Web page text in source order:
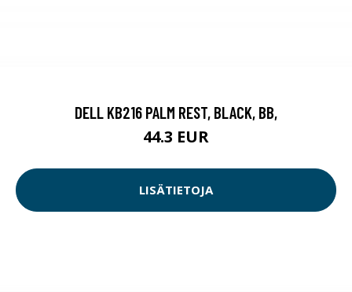
DELL KB216 PALM REST, BLACK, BB,
44.3 EUR
LISÄTIETOJA